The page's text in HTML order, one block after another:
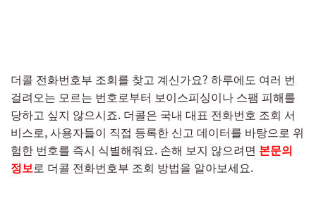
더콜 전화번호부 조회를 찾고 계신가요? 하루에도 여러 번
걸려오는 모르는 번호로부터 보이스피싱이나 스팸 피해를
당하고 싶지 않으시죠. 더콜은 국내 대표 전화번호 조회 서
비스로, 사용자들이 직접 등록한 신고 데이터를 바탕으로 위
험한 번호를 즉시 식별해줘요. 손해 보지 않으려면 본문의
정보로 더콜 전화번호부 조회 방법을 알아보세요.